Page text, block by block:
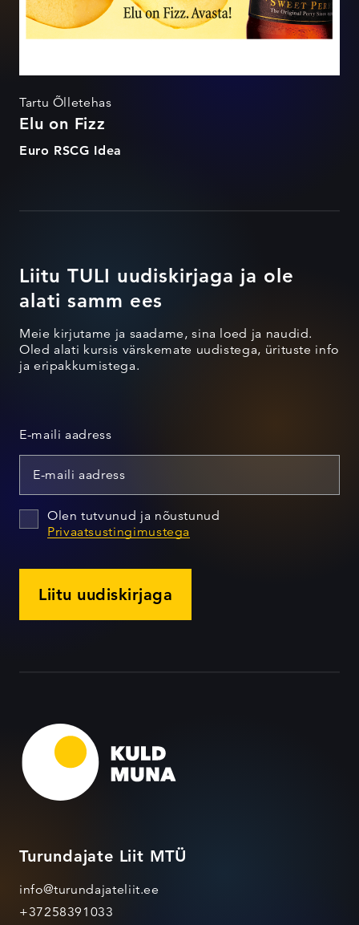
Tartu Õlletehas
Elu on Fizz
Euro RSCG Idea
Liitu TULI uudiskirjaga ja ole
alati samm ees
Meie kirjutame ja saadame, sina loed ja naudid.
Oled alati kursis värskemate uudistega, ürituste info
ja eripakkumistega.
E-maili aadress
Olen tutvunud ja nõustunud
Privaatsustingimustega
Liitu uudiskirjaga
Turundajate Liit MTÜ
info@turundajateliit.ee
+37258391033